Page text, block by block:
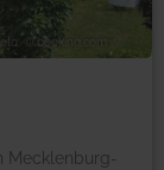
Foto: © booking.com
Mecklenburg-